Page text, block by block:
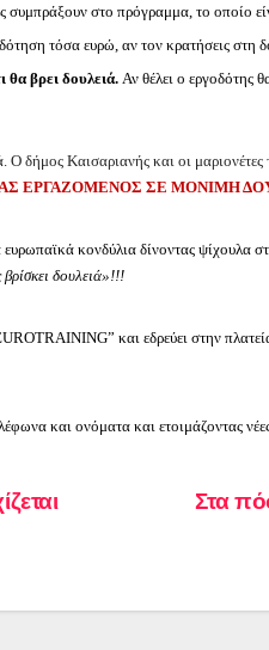
συμπράξουν στο πρόγραμμα, το οποίο
τόσα ευρώ, αν τον κρατήσεις στη
βρει δουλειά. Αν θέλει ο εργοδότης
δήμος Καισαριανής και οι
ΕΡΓΑΖΟΜΕΝΟΣ ΣΕ ΜΟΝΙΜΗ
κονδύλια δίνοντας ψίχουλα
δουλειά»!!!
” και εδρεύει στην
και ονόματα και ετοιμάζοντας
Στα